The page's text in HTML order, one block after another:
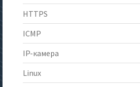
HTTPS
ICMP
IP-камера
Linux